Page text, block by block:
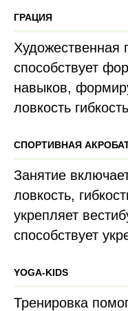
ГРАЦИЯ
Художественная
способствует
навыков,
ловкость
СПОРТИВНАЯ
Занятие
ловкость,
укрепляет
способствует
YOGA-KIDS
Тренировка